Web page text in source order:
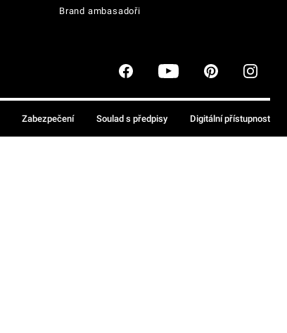
Brand ambasadoři
Zabezpečení Soulad s předpisy Digitální přístupnost